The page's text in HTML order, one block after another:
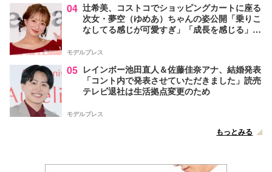
04 辻希美、コストコでショッピングカートに座る
次女・夢空（ゆめあ）ちゃんの姿公開「乗りこ
なしてる感じが可愛すぎ」「成長を感じる」の
モデルプレス
05 レインボー池田直人＆佐藤佳奈アナ、結婚発表
「コント内で発表させていただきました」読売
テレビ退社は生活拠点変更のため
モデルプレス
もっとみる